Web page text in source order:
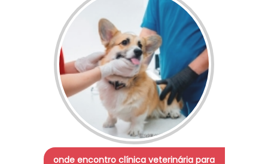
onde encontro clínica veterinária para